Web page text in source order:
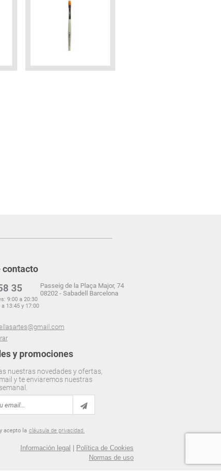
contacto
35
9:00 a 20:30
13:45 y 17:00
Passeig de la Plaça Major, 74
08202 - Sabadell Barcelona
y promociones
nuestras novedades y ofertas,
y te enviaremos nuestras
acepto la cláusula de privacidad.
Información legal
Política de Cookies
Normas de uso